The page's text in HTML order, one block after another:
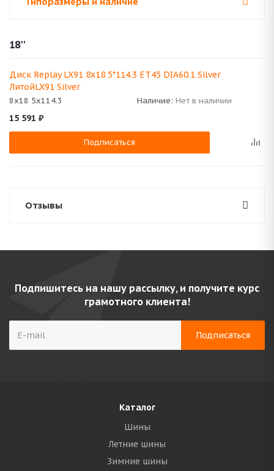
18''
Диск Replay LX91 8x18 5*114.3 ET45 DIA60.1 Silver
ЛитойLX91 Silver
8x18 5x114.3 Наличие: Нет в наличии
15 591 ₽
Подписаться
Отзывы
Подпишитесь на нашу рассылку, и получите курс
грамотного клиента!
Каталог
Шины
Летние шины
Зимние шины